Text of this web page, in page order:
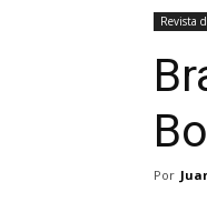
Revista
Por